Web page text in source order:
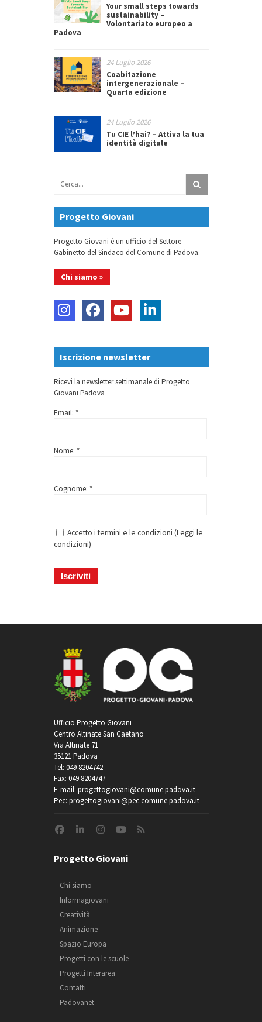
Your small steps towards
sustainability –
Volontariato europeo a
Padova
24 Luglio 2026
Coabitazione
intergenerazionale –
Quarta edizione
24 Luglio 2026
Tu CIE l’hai? – Attiva la tua
identità digitale
Progetto Giovani
Progetto Giovani è un ufficio del Settore
Gabinetto del Sindaco del Comune di Padova.
Chi siamo »
Iscrizione newsletter
Ricevi la newsletter settimanale di Progetto
Giovani Padova
Email: *
Nome: *
Cognome: *
Accetto i termini e le condizioni (Leggi le
condizioni)
Ufficio Progetto Giovani
Centro Altinate San Gaetano
Via Altinate 71
35121 Padova
Tel: 049 8204742
Fax: 049 8204747
E-mail: progettogiovani@comune.padova.it
Pec: progettogiovani@pec.comune.padova.it
Progetto Giovani
Chi siamo
Informagiovani
Creatività
Animazione
Spazio Europa
Progetti con le scuole
Progetti Interarea
Contatti
Padovanet